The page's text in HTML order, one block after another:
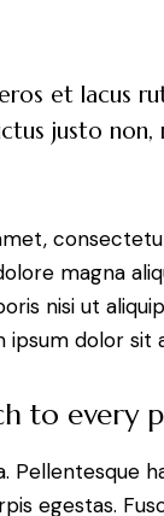
et lacus
justo non,
magna
nisi ut
ipsum dolor sit
to every
Pellentesque
egestas.